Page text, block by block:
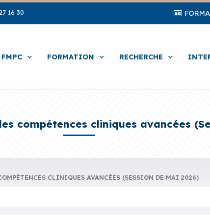
16 30
FMPC FORMATION RECHERCHE
compétences cliniques avancées
CLINIQUES AVANCÉES (SESSION DE MAI 2026)